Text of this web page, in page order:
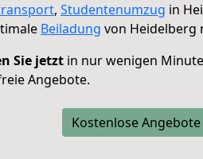
, Studentenumzug in
Beiladung von Heidelberg
Sie jetzt in nur wenigen
Angebote.
Kostenlose